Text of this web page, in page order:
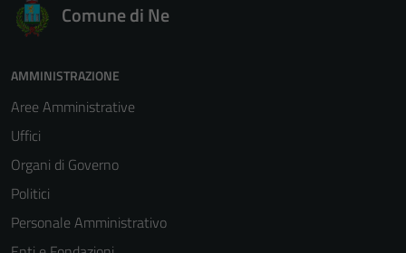
Comune di Ne
AMMINISTRAZIONE
Aree Amministrative
Uffici
Organi di Governo
Politici
Personale Amministrativo